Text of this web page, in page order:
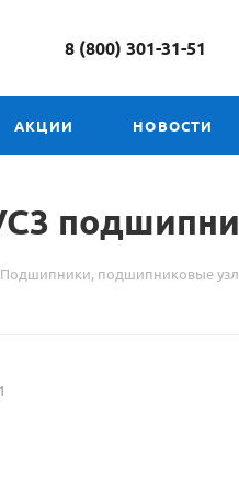
8 (800) 301-31-51
АКЦИИ НОВОСТИ
Подшипники, подшипниковые